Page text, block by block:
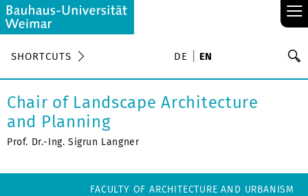
≡
SHORTCUTS DE EN
Chair of Landscape Architecture
and Planning
Prof. Dr.-Ing. Sigrun Langner
FACULTY OF ARCHITECTURE AND URBANISM